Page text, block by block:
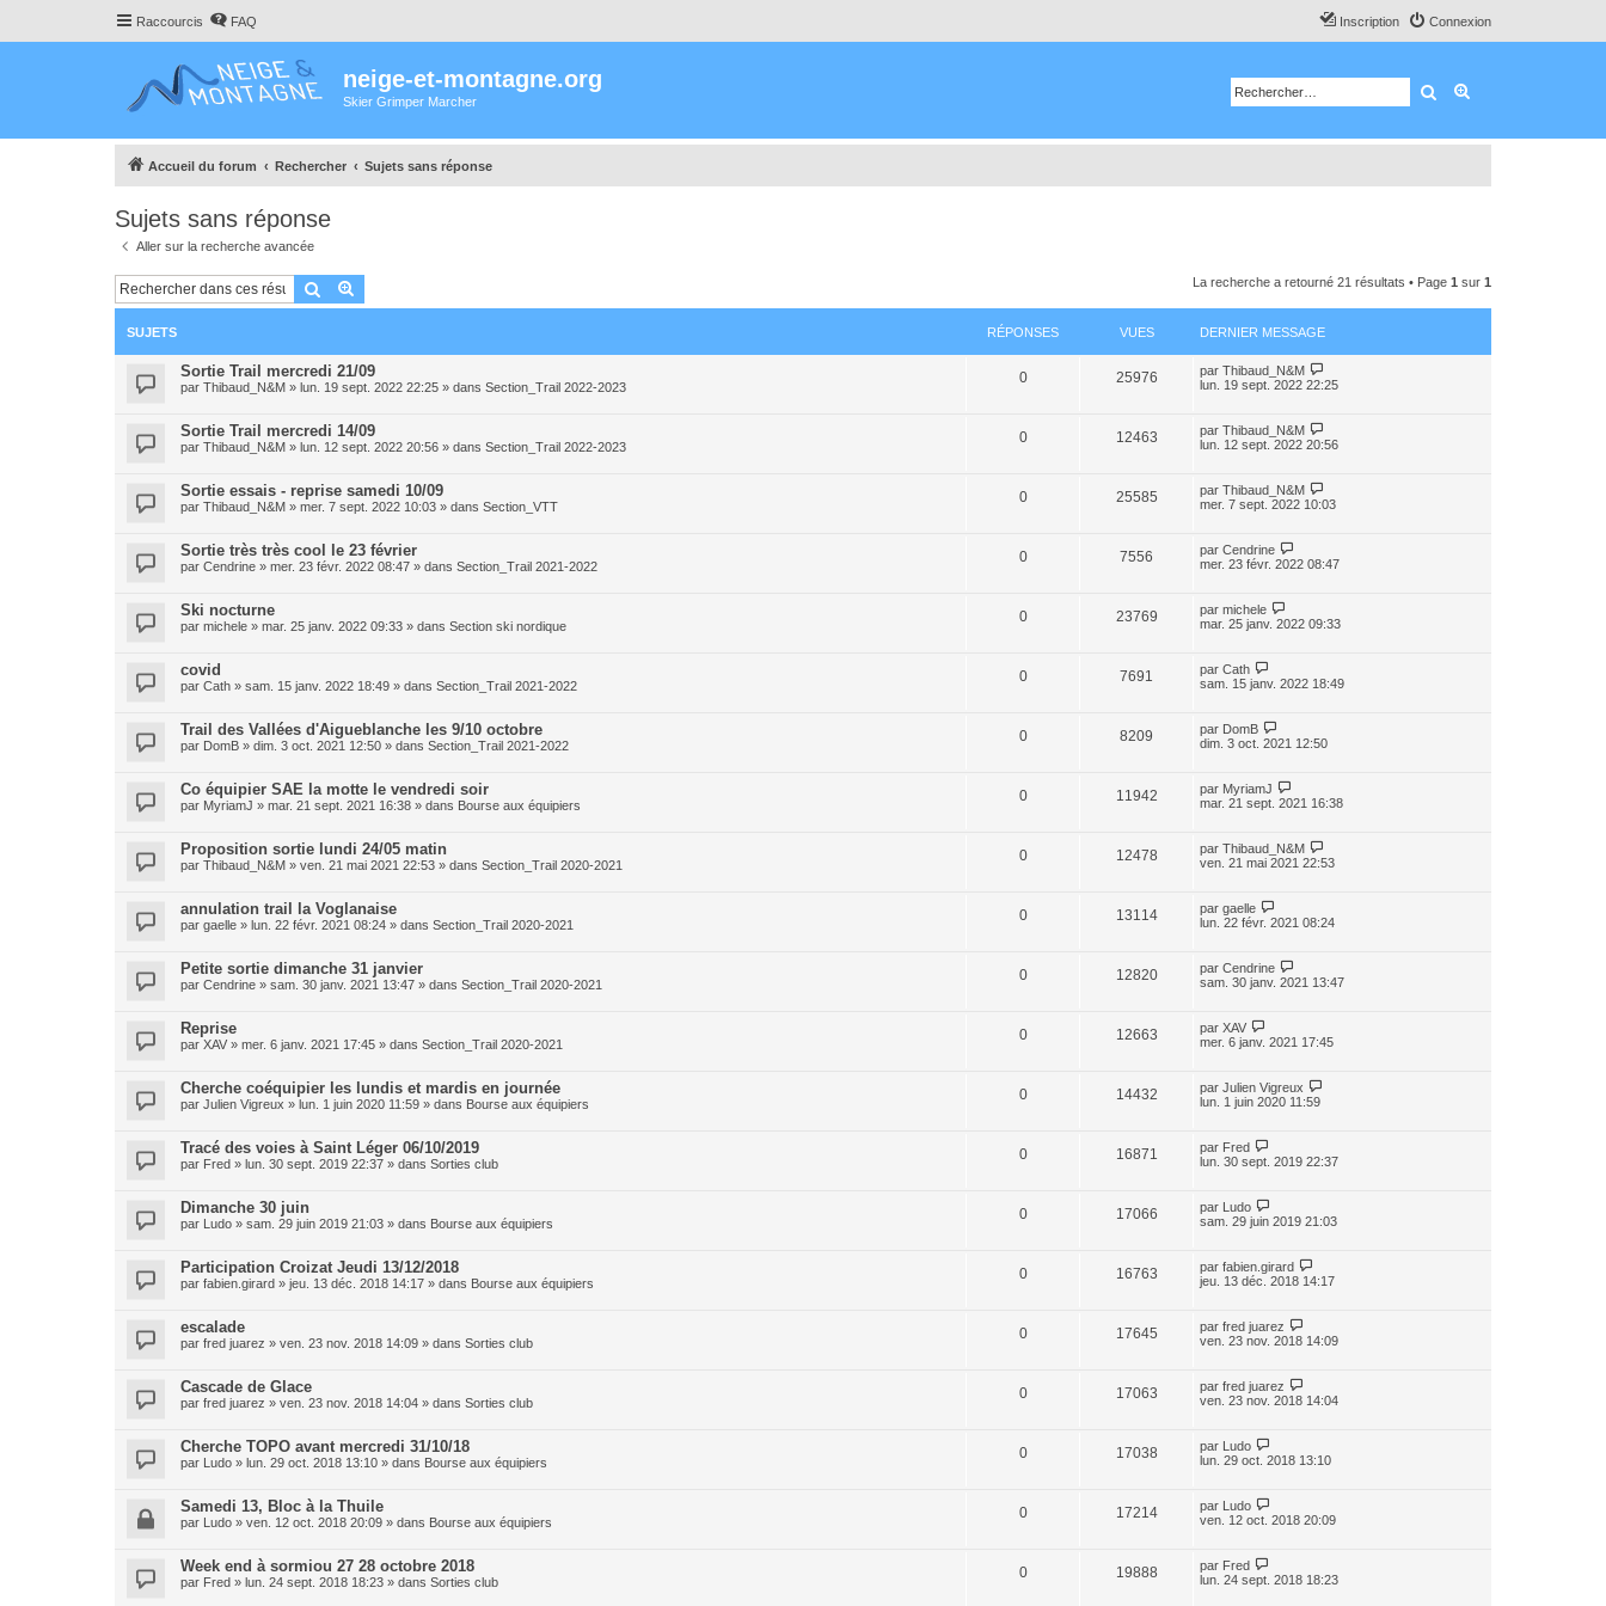
Raccourcis FAQ Connexion
Inscription
neige-et-montagne.org
Skier Grimper Marcher Rechercher
Accueil du forum Rechercher Sujets sans réponse
Sujets sans réponse
Aller sur la recherche avancée
Rechercher La recherche a retourné 21 résultats • Page 1 sur 1
SUJETS RÉPONSES VUES DERNIER MESSAGE
Sortie Trail mercredi 21/09
par Thibaud_N&M » lun. 19 sept. 2022 22:25 » dans Section_Trail 2022-2023
0 25976 par Thibaud_N&M
lun. 19 sept. 2022 22:25
Sortie Trail mercredi 14/09
par Thibaud_N&M » lun. 12 sept. 2022 20:56 » dans Section_Trail 2022-2023
0 12463 par Thibaud_N&M
lun. 12 sept. 2022 20:56
Sortie essais - reprise samedi 10/09
par Thibaud_N&M » mer. 7 sept. 2022 10:03 » dans Section_VTT
0 25585 par Thibaud_N&M
mer. 7 sept. 2022 10:03
Sortie très très cool le 23 février
par Cendrine » mer. 23 févr. 2022 08:47 » dans Section_Trail 2021-2022
0 7556 par Cendrine
mer. 23 févr. 2022 08:47
Ski nocturne
par michele » mar. 25 janv. 2022 09:33 » dans Section ski nordique
0 23769 par michele
mar. 25 janv. 2022 09:33
covid
par Cath » sam. 15 janv. 2022 18:49 » dans Section_Trail 2021-2022
0 7691 par Cath
sam. 15 janv. 2022 18:49
Trail des Vallées d'Aigueblanche les 9/10 octobre
par DomB » dim. 3 oct. 2021 12:50 » dans Section_Trail 2021-2022
0 8209 par DomB
dim. 3 oct. 2021 12:50
Co équipier SAE la motte le vendredi soir
par MyriamJ » mar. 21 sept. 2021 16:38 » dans Bourse aux équipiers
0 11942 par MyriamJ
mar. 21 sept. 2021 16:38
Proposition sortie lundi 24/05 matin
par Thibaud_N&M » ven. 21 mai 2021 22:53 » dans Section_Trail 2020-2021
0 12478 par Thibaud_N&M
ven. 21 mai 2021 22:53
annulation trail la Voglanaise
par gaelle » lun. 22 févr. 2021 08:24 » dans Section_Trail 2020-2021
0 13114 par gaelle
lun. 22 févr. 2021 08:24
Petite sortie dimanche 31 janvier
par Cendrine » sam. 30 janv. 2021 13:47 » dans Section_Trail 2020-2021
0 12820 par Cendrine
sam. 30 janv. 2021 13:47
Reprise
par XAV » mer. 6 janv. 2021 17:45 » dans Section_Trail 2020-2021
0 12663 par XAV
mer. 6 janv. 2021 17:45
Cherche coéquipier les lundis et mardis en journée
par Julien Vigreux » lun. 1 juin 2020 11:59 » dans Bourse aux équipiers
0 14432 par Julien Vigreux
lun. 1 juin 2020 11:59
Tracé des voies à Saint Léger 06/10/2019
par Fred » lun. 30 sept. 2019 22:37 » dans Sorties club
0 16871 par Fred
lun. 30 sept. 2019 22:37
Dimanche 30 juin
par Ludo » sam. 29 juin 2019 21:03 » dans Bourse aux équipiers
0 17066 par Ludo
sam. 29 juin 2019 21:03
Participation Croizat Jeudi 13/12/2018
par fabien.girard » jeu. 13 déc. 2018 14:17 » dans Bourse aux équipiers
0 16763 par fabien.girard
jeu. 13 déc. 2018 14:17
escalade
par fred juarez » ven. 23 nov. 2018 14:09 » dans Sorties club
0 17645 par fred juarez
ven. 23 nov. 2018 14:09
Cascade de Glace
par fred juarez » ven. 23 nov. 2018 14:04 » dans Sorties club
0 17063 par fred juarez
ven. 23 nov. 2018 14:04
Cherche TOPO avant mercredi 31/10/18
par Ludo » lun. 29 oct. 2018 13:10 » dans Bourse aux équipiers
0 17038 par Ludo
lun. 29 oct. 2018 13:10
Samedi 13, Bloc à la Thuile
par Ludo » ven. 12 oct. 2018 20:09 » dans Bourse aux équipiers
0 17214 par Ludo
ven. 12 oct. 2018 20:09
Week end à sormiou 27 28 octobre 2018
par Fred » lun. 24 sept. 2018 18:23 » dans Sorties club
0 19888 par Fred
lun. 24 sept. 2018 18:23